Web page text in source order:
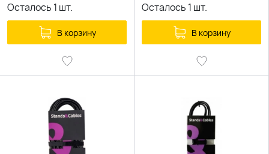
Осталось 1 шт.
В корзину
Осталось 1 шт.
В корзину